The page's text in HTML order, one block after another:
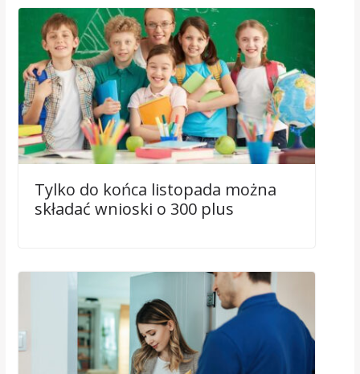
Tylko do końca listopada można
składać wnioski o 300 plus